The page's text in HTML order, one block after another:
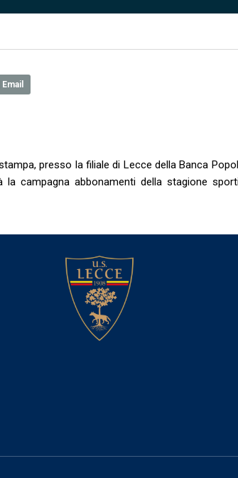
Email
presso la filiale di Lecce della Banca
campagna abbonamenti della stagione